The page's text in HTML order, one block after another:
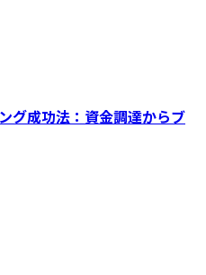
グ成功法：資金調達からブ